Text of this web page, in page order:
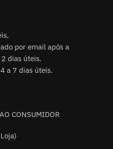
por email após a
dias úteis.
a 7 dias úteis.
CONSUMIDOR